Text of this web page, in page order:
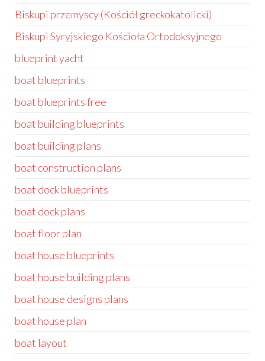
Biskupi przemyscy (Kościół greckokatolicki)
Biskupi Syryjskiego Kościoła Ortodoksyjnego
blueprint yacht
boat blueprints
boat blueprints free
boat building blueprints
boat building plans
boat construction plans
boat dock blueprints
boat dock plans
boat floor plan
boat house blueprints
boat house building plans
boat house designs plans
boat house plan
boat layout